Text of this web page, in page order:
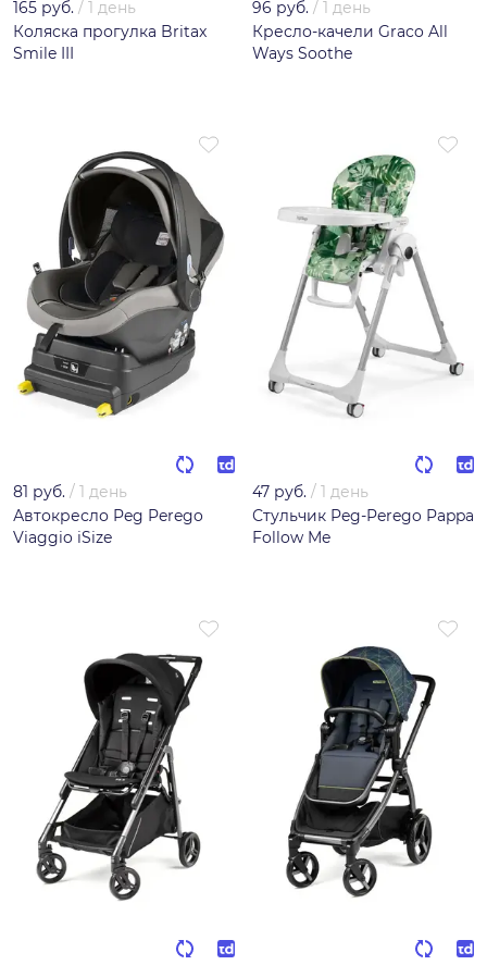
165 руб. / 1 день
Коляска прогулка Britax
Smile III
96 руб. / 1 день
Кресло-качели Graco All
Ways Soothe
81 руб. / 1 день
Автокресло Peg Perego
Viaggio iSize
47 руб. / 1 день
Стульчик Peg-Perego Pappa
Follow Me